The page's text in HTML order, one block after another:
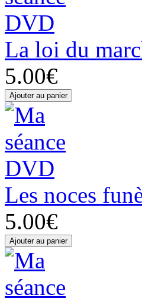
La loi du
5.00€
Les noces
5.00€